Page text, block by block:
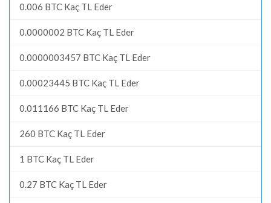
0.006 BTC Kaç TL Eder
0.0000002 BTC Kaç TL Eder
0.0000003457 BTC Kaç TL Eder
0.00023445 BTC Kaç TL Eder
0.011166 BTC Kaç TL Eder
260 BTC Kaç TL Eder
1 BTC Kaç TL Eder
0.27 BTC Kaç TL Eder